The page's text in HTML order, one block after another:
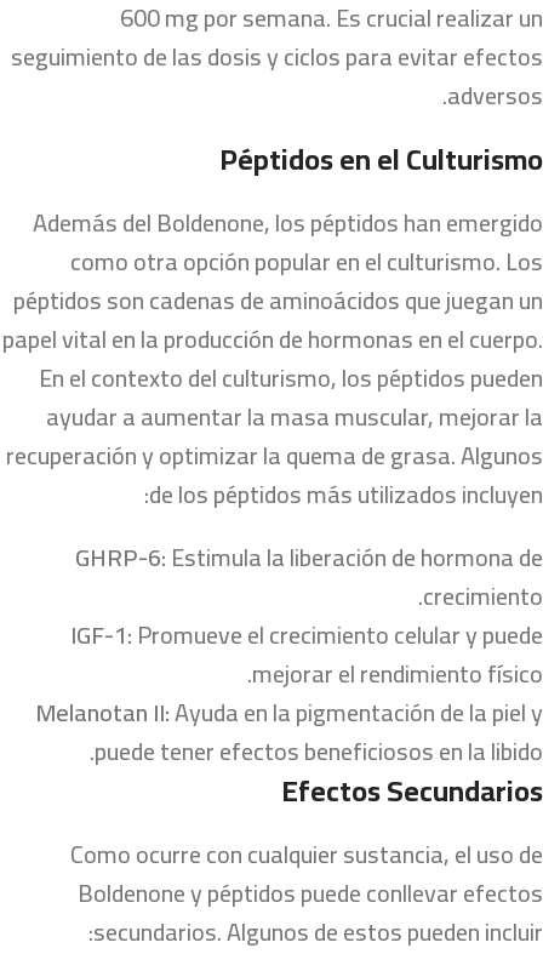
600 mg por semana. Es crucial realizar un
seguimiento de las dosis y ciclos para evitar efectos
adversos.
Péptidos en el Culturismo
Además del Boldenone, los péptidos han emergido
como otra opción popular en el culturismo. Los
péptidos son cadenas de aminoácidos que juegan un
papel vital en la producción de hormonas en el cuerpo.
En el contexto del culturismo, los péptidos pueden
ayudar a aumentar la masa muscular, mejorar la
recuperación y optimizar la quema de grasa. Algunos
de los péptidos más utilizados incluyen:
GHRP-6:Estimula la liberación de hormona de
crecimiento.
IGF-1:Promueve el crecimiento celular y puede
mejorar el rendimiento físico.
Melanotan II:Ayuda en la pigmentación de la piel y
puede tener efectos beneficiosos en la libido.
Efectos Secundarios
Como ocurre con cualquier sustancia, el uso de
Boldenone y péptidos puede conllevar efectos
secundarios. Algunos de estos pueden incluir: